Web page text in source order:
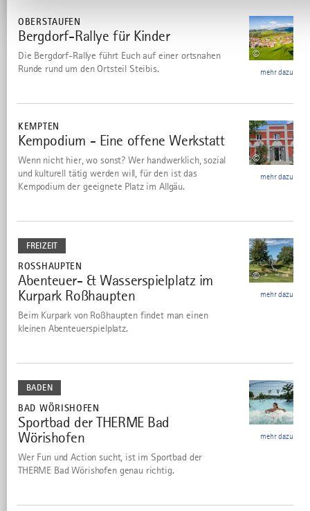
OBERSTAUFEN
3
Bergdorf-Rallye für Kinder
©
Die Bergdorf-Rallye führt Euch auf einer ortsnahen
Runde rund um den Ortsteil Steibis.
mehr dazu
KEMPTEN
4
Kempodium - Eine offene Werkstatt
©
Wenn nicht hier, wo sonst? Wer handwerklich, sozial
und kulturell tätig werden will, für den ist das
Kempodium der geeignete Platz im Allgäu.
mehr dazu
FREIZEIT
ROSSHAUPTEN
5
Abenteuer- & Wasserspielplatz im
Kurpark Roßhaupten
©
Beim Kurpark von Roßhaupten findet man einen
kleinen Abenteuerspielplatz.
mehr dazu
dazu
BADEN
BAD WÖRISHOFEN
6
Sportbad der THERME Bad
Wörishofen
Wer Fun und Action sucht, ist im Sportbad der
THERME Bad Wörishofen genau richtig.
mehr dazu
dazu